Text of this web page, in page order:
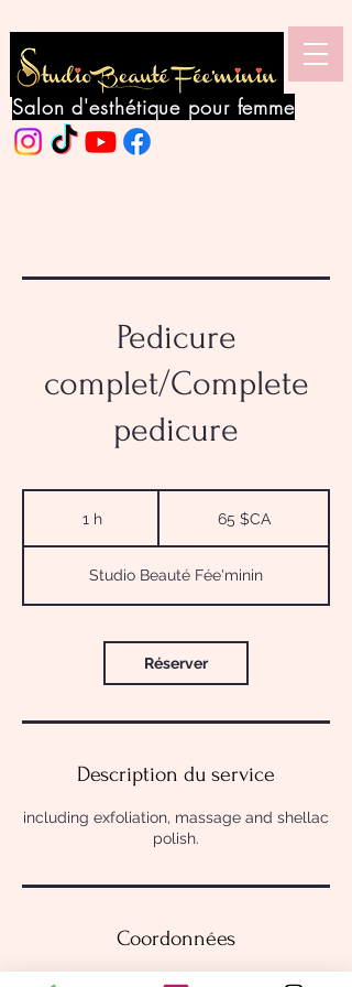
Salon d'esthétique pour femme
Pedicure
complet/Complete
pedicure
1 h1 65 $CA
Studio Beauté Fée'minin
Réserver
Description du service
including exfoliation, massage and shellac
polish.
Coordonnées
305 Av. de l'Equinoxe, Brossard, QC,